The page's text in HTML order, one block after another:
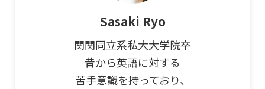
Sasaki Ryo
関関同立系私大大学院卒
昔から英語に対する
苦手意識を持っており、